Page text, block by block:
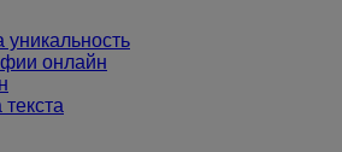
уникальность
онлайн